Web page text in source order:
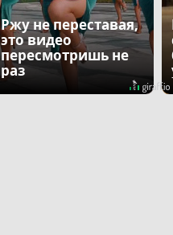
Ржу не переставая,
это видео
пересмотришь не
раз